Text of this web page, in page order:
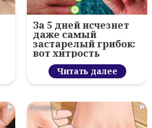
За 5 дней исчезнет
даже самый
застарелый грибок:
вот хитрость
Читать далее
i i